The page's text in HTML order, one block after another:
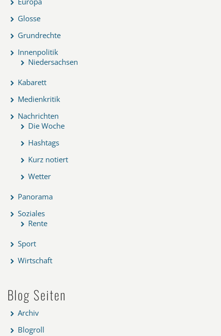
Glosse
Grundrechte
Innenpolitik
Niedersachsen
Kabarett
Medienkritik
Nachrichten
Die Woche
Hashtags
Kurz notiert
Wetter
Panorama
Soziales
Rente
Sport
Wirtschaft
Blog Seiten
Archiv
Blogroll